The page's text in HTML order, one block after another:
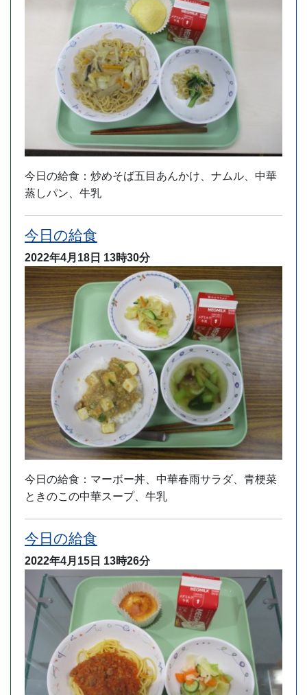
今日の給食：炒めそば五目あんかけ、ナムル、中華
蒸しパン、牛乳
今日の給食
2022年4月18日 13時30分
今日の給食：マーボー丼、中華春雨サラダ、青梗菜
ときのこの中華スープ、牛乳
今日の給食
2022年4月15日 13時26分